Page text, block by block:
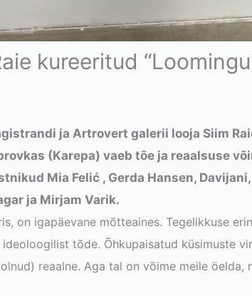
kureeritud
ja Artrovert galerii looja Siim
(Karepa) vaeb tõe ja reaalsuse
Mia Felić , Gerda Hansen,
ja Mirjam Varik.
on igapäevane mõtteaines. Tegelikkuse
tõde. Õhkupaisatud küsimuste
reaalne. Aga tal on võime meile